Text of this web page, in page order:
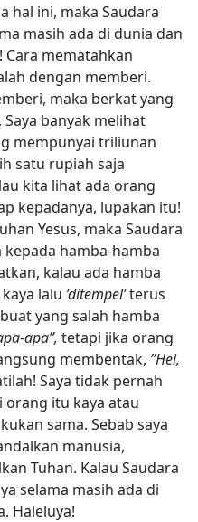
hal ini, maka Saudara
masih ada di dunia dan
Cara mematahkan
dengan memberi.
maka berkat yang
banyak melihat
mempunyai triliunan
satu rupiah saja
kita lihat ada orang
kepadanya, lupakan itu!
Yesus, maka Saudara
hamba-hamba
kalau ada hamba
lalu ’ditempel’terus
yang salah hamba
apa”, tetapi jika orang
membentak, ”Hei,
Saya tidak pernah
orang itu kaya atau
sama. Sebab saya
manusia,
Tuhan. Kalau Saudara
selama masih ada di
Haleluya!